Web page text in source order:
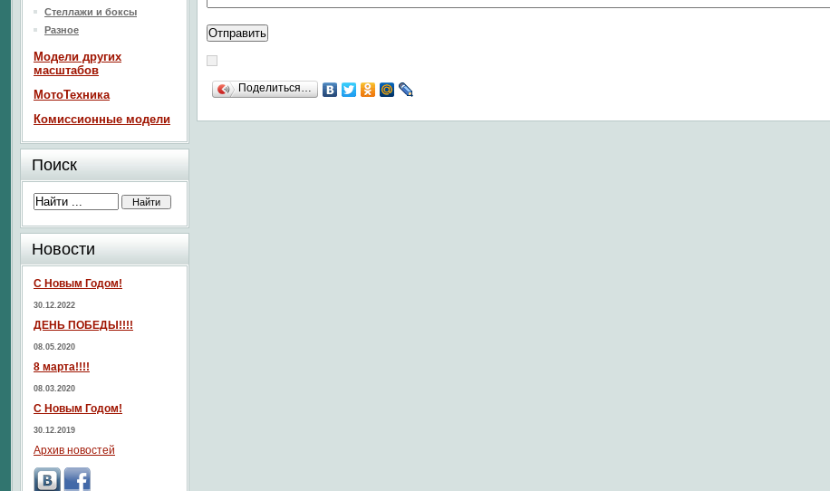
Поделиться…
Стеллажи и боксы
Разное
Модели других
масштабов
МотоТехника
Комиссионные модели
Поиск
Новости
С Новым Годом!
30.12.2022
ДЕНЬ ПОБЕДЫ!!!!
08.05.2020
8 марта!!!!
08.03.2020
С Новым Годом!
30.12.2019
Архив новостей